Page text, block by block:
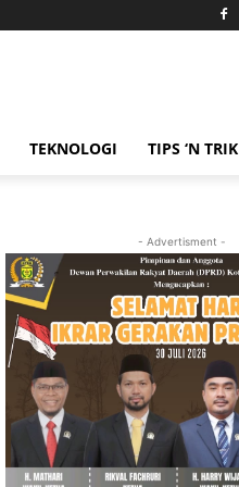
TEKNOLOGI TIPS ‘N TRIK
- Advertisment -